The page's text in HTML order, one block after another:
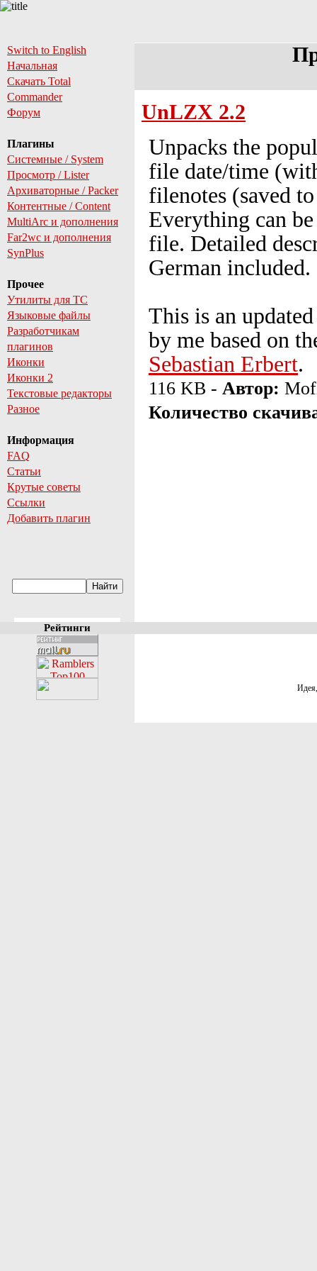
Switch to English
Начальная
Скачать Total
Commander
Форум
Плагины
Системные / System
Просмотр / Lister
Архиваторные / Packer
Контентные / Content
MultiArc и дополнения
Far2wc и дополнения
SynPlus
Прочее
Утилиты для TC
Языковые файлы
Разработчикам
плагинов
Иконки
Иконки 2
Текстовые редакторы
Разное
Информация
FAQ
Статьи
Крутые советы
Ссылки
Добавить плагин
UnLZX 2.2
Unpacks the
file date/time
filenotes (saved
Everything can
file. Detailed
German included.
This is an
by me based on
Sebastian Erbert.
116 KB - Автор:
Количество
Рейтинги